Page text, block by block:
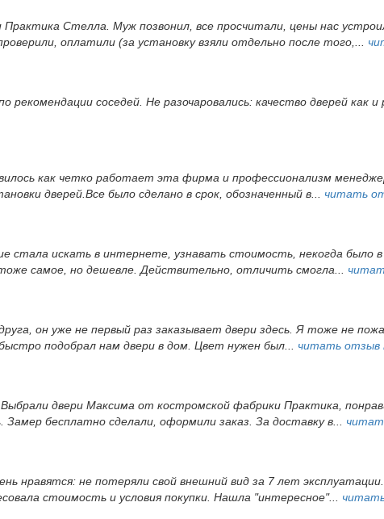
Стелла. Муж позвонил, все просчитали, цены нас
оплатили (за установку взяли отдельно после того,...
рекомендации соседей. Не разочаровались: качество дверей как
как четко работает эта фирма и профессионализм
дверей.Все было сделано в срок, обозначенный в... читать
стала искать в интернете, узнавать стоимость, некогда
самое, но дешевле. Действительно, отличить смогла...
он уже не первый раз заказывает двери здесь. Я тоже не
подобрал нам двери в дом. Цвет нужен был... читать отзыв
двери Максима от костромской фабрики Практика,
бесплатно сделали, оформили заказ. За доставку в...
нравятся: не потеряли свой внешний вид за 7 лет
стоимость и условия покупки. Нашла "интересное"...